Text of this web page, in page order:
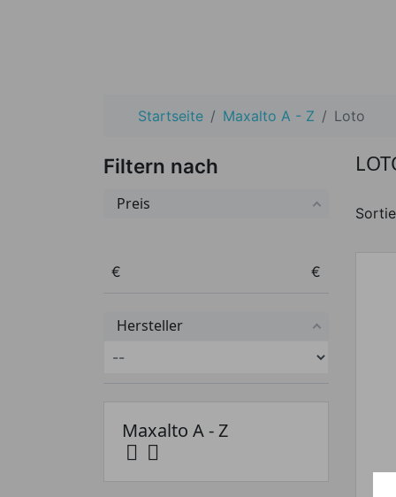
Startseite Maxalto A - Z Loto
Filtern nach
Preis
Preis von
€ Preis bis
€
Hersteller
Maxalto A - Z
 